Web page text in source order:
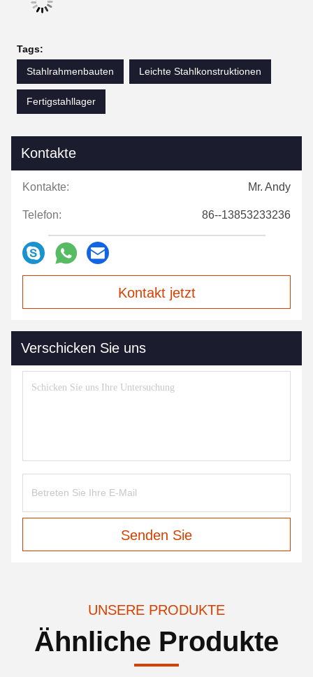
Tags:
Stahlrahmenbauten
Leichte Stahlkonstruktionen
Fertigstahllager
Kontakte
Kontakte: Mr. Andy
Telefon: 86--13853233236
Kontakt jetzt
Verschicken Sie uns
Senden Sie
UNSERE PRODUKTE
Ähnliche Produkte